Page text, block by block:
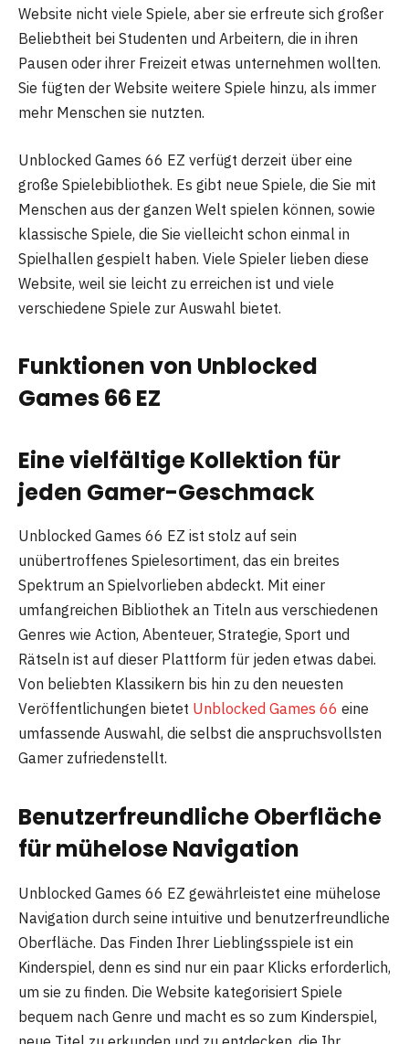
Website nicht viele Spiele, aber sie erfreute sich großer
Beliebtheit bei Studenten und Arbeitern, die in ihren
Pausen oder ihrer Freizeit etwas unternehmen wollten.
Sie fügten der Website weitere Spiele hinzu, als immer
mehr Menschen sie nutzten.
Unblocked Games 66 EZ verfügt derzeit über eine
große Spielebibliothek. Es gibt neue Spiele, die Sie mit
Menschen aus der ganzen Welt spielen können, sowie
klassische Spiele, die Sie vielleicht schon einmal in
Spielhallen gespielt haben. Viele Spieler lieben diese
Website, weil sie leicht zu erreichen ist und viele
verschiedene Spiele zur Auswahl bietet.
Funktionen von Unblocked
Games 66 EZ
Eine vielfältige Kollektion für
jeden Gamer-Geschmack
Unblocked Games 66 EZ ist stolz auf sein
unübertroffenes Spielesortiment, das ein breites
Spektrum an Spielvorlieben abdeckt. Mit einer
umfangreichen Bibliothek an Titeln aus verschiedenen
Genres wie Action, Abenteuer, Strategie, Sport und
Rätseln ist auf dieser Plattform für jeden etwas dabei.
Von beliebten Klassikern bis hin zu den neuesten
Veröffentlichungen bietet Unblocked Games 66 eine
umfassende Auswahl, die selbst die anspruchsvollsten
Gamer zufriedenstellt.
Benutzerfreundliche Oberfläche
für mühelose Navigation
Unblocked Games 66 EZ gewährleistet eine mühelose
Navigation durch seine intuitive und benutzerfreundliche
Oberfläche. Das Finden Ihrer Lieblingsspiele ist ein
Kinderspiel, denn es sind nur ein paar Klicks erforderlich,
um sie zu finden. Die Website kategorisiert Spiele
bequem nach Genre und macht es so zum Kinderspiel,